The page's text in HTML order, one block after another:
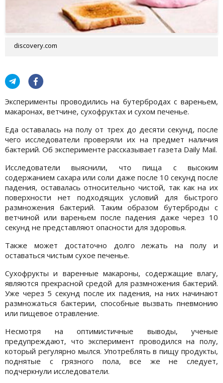
discovery.com
Эксперименты проводились на бутербродах с вареньем,
макаронах, ветчине, сухофруктах и сухом печенье.
Еда оставалась на полу от трех до десяти секунд, после
чего исследователи проверяли их на предмет наличия
бактерий. Об эксперименте рассказывает газета Daily Mail.
Исследователи выяснили, что пища с высоким
содержанием сахара или соли даже после 10 секунд после
падения, оставалась относительно чистой, так как на их
поверхности нет подходящих условий для быстрого
размножения бактерий. Таким образом бутерброды с
ветчиной или вареньем после падения даже через 10
секунд не представляют опасности для здоровья.
Также может достаточно долго лежать на полу и
оставаться чистым сухое печенье.
Сухофрукты и варенные макароны, содержащие влагу,
являются прекрасной средой для размножения бактерий.
Уже через 5 секунд после их падения, на них начинают
размножаться бактерии, способные вызвать пневмонию
или пищевое отравление.
Несмотря на оптимистичные выводы, ученые
предупреждают, что эксперимент проводился на полу,
который регулярно мылся. Употреблять в пищу продукты,
поднятые с грязного пола, все же не следует,
подчеркнули исследователи.